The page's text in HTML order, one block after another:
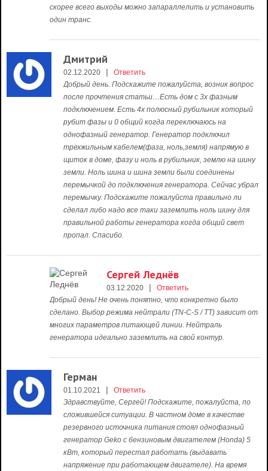
скорее всего выходы можно запараллелить и установить
один транс.
Дмитрий
02.12.2020 |
Ответить
Добрый день. Подскажите пожалуйста, возник вопрос
после прочтения статьи…Есть дом с 3х фазным
подключением. Есть 4х полюсный рубильник который
рубит фазы и 0 общий когда переключаюсь на
однофазный генератор. Генератор подключил
трехжильным кабелем(фаза, ноль,земля) напрямую в
щиток в доме, фазу и ноль в рубильник, землю на шину
земли. Ноль шина и шина земли были соединены
перемычкой до подключения генератора. Сейчас убрал
перемычку. Подскажите пожалуйста правильно ли
сделал либо надо все таки заземлить ноль шину для
правильной работы генератора когда общий свет
пропал. Спасибо.
Сергей Леднёв
03.12.2020 |
Ответить
Добрый день! Не очень понятно, что конкретно было
сделано. Выбор режима нейтрали (TN-C-S / TT) зависит от
многих параметров питающей линии. Нейтраль
генератора идеально заземлить на свой контур.
Герман
01.10.2021 |
Ответить
Здравствуйте, Сергей! Подскажите, пожалуйста, по
сложившейся ситуации. В частном доме в качестве
резервного источника питания стоял однофазный
генератор Geko с бензиновым двигателем (Honda) 5
кВт, который перестал работать (выдавать
напряжение при работающем двигателе). На время